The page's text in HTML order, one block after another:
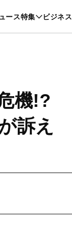
ース特集 ビジネス
ヘルスケア 美容
機!?
訴え